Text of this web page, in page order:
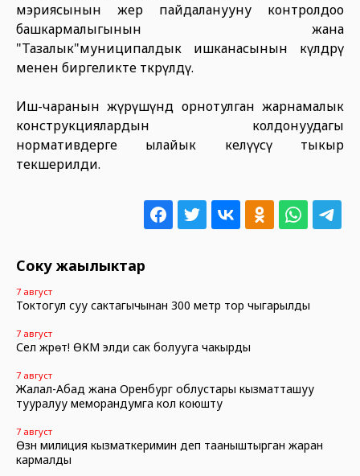
мэриясынын жер пайдаланууну контролдоо
башкармалыгынын жана
"Тазалык"муниципалдык ишканасынын өкүлдөрү
менен биргеликте өткөрүлдү.
Иш-чаранын жүрүшүндө орнотулган жарнамалык
конструкциялардын колдонуудагы
нормативдерге ылайык келүүсү тыкыр
текшерилди.
Соңку жаңылыктар
7 август
Токтогул суу сактагычынан 300 метр тор чыгарылды
7 август
Сел жүрөт! ӨКМ элди сак болууга чакырды
7 август
Жалал-Абад жана Оренбург облустары кызматташуу
тууралуу меморандумга кол коюшту
7 август
Өзүн милиция кызматкеримин деп тааныштырган жаран
кармалды